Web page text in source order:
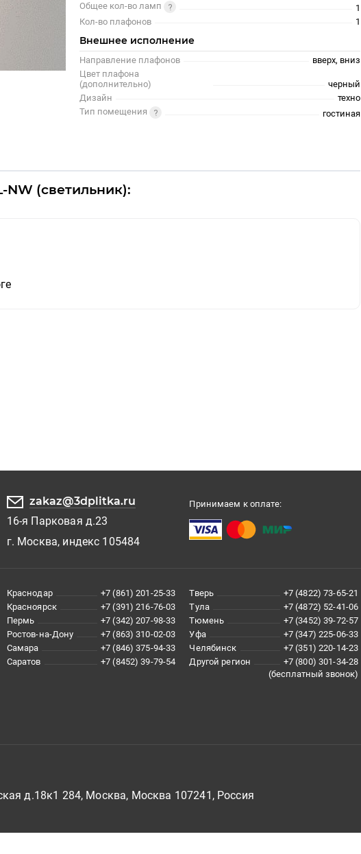
Общее кол-во ламп
1
Кол-во плафонов
1
Внешнее исполнение
Направление плафонов
вверх, вниз
Цвет плафона
(дополнительно)
черный
Дизайн
техно
Тип помещения
гостиная
NW (светильник):
zakaz@3dplitka.ru
16-я Парковая д.23
г. Москва, индекс 105484
Принимаем к оплате:
Краснодар
+7 (861) 201-25-33
Красноярск
+7 (391) 216-76-03
Пермь
+7 (342) 207-98-33
Ростов-на-Дону
+7 (863) 310-02-03
Самара
+7 (846) 375-94-33
Саратов
+7 (8452) 39-79-54
Тверь
+7 (4822) 73-65-21
Тула
+7 (4872) 52-41-06
Тюмень
+7 (3452) 39-72-57
Уфа
+7 (347) 225-06-33
Челябинск
+7 (351) 220-14-23
Другой регион
+7 (800) 301-34-28
(бесплатный звонок)
д.18к1 284, Москва, Москва 107241, Россия